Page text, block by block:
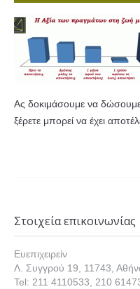
Ας δοκιμάσουμε να
ξέρετε μπορεί να έχει
Στοιχεία επικοινωνίας
Ευεπιχειρείν
Λ. Συγγρού 19, 11743,
Tel: 211 4110533, 210